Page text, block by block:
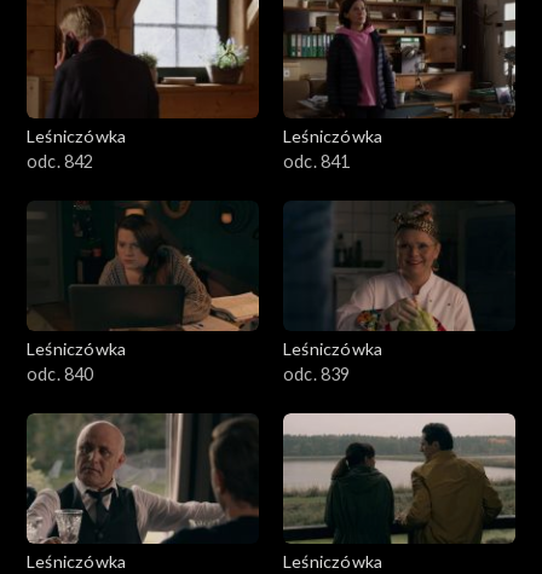
Leśniczówka
odc. 842
Leśniczówka
odc. 841
Leśniczówka
odc. 840
Leśniczówka
odc. 839
Leśniczówka
Leśniczówka